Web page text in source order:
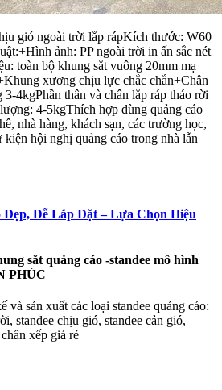
gió ngoài trời lắp rápKích thước: W60
ảnh: PP ngoài trời in ấn sắc nét
toàn bộ khung sắt vuông 20mm mạ
xương chịu lực chắc chắn+Chân
3-4kgPhần thân và chân lắp ráp tháo rời
4-5kgThích hợp dùng quảng cáo
nhà hàng, khách sạn, các trường học,
kiện hội nghị quảng cáo trong nhà lẫn
Đẹp, Dễ Lắp Đặt – Lựa Chọn Hiệu
sắt quảng cáo -standee mô hình
PHÚC
và sản xuất các loại standee quảng cáo:
standee chịu gió, standee cản gió,
xếp giá rẻ